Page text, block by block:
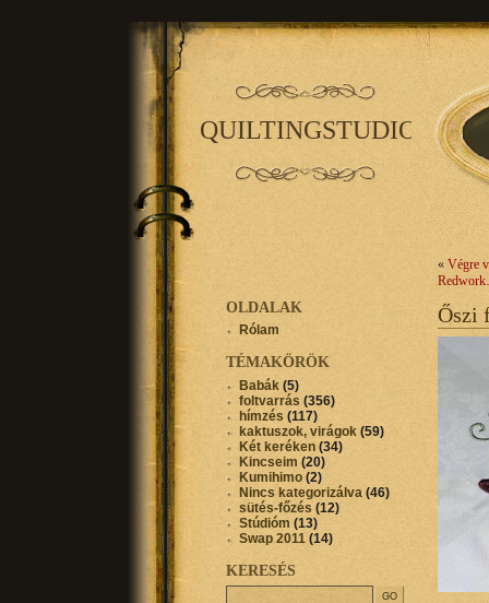
QUILTINGSTUDIO
« Végre
Őszi
OLDALAK
Rólam
TÉMAKÖRÖK
Babák (5)
foltvarrás (356)
hímzés (117)
kaktuszok, virágok (59)
Két keréken (34)
Kincseim (20)
Kumihimo (2)
Nincs kategorizálva (46)
sütés-főzés (12)
Stúdióm (13)
Swap 2011 (14)
KERESÉS